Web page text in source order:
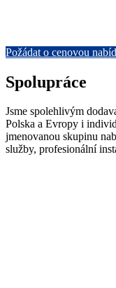
Požádat o cenovou
Spolupráce
Jsme spolehlivým
Polska a Evropy i
jmenovanou skupinu
služby, profesionální